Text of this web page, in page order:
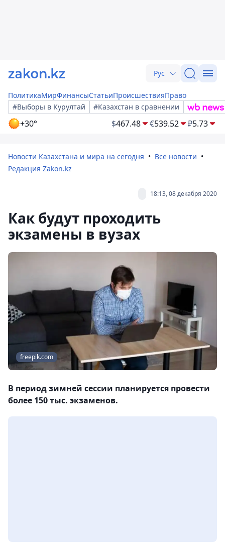
Рус
ПолитикаМирФинансыСтатьиПроисшествияПраво
#Выборы в Курултай
#Казахстан в сравнении
+30° $467.48 €539.52 ₽5.73
Новости Казахстана и мира на сегодня
Все новости
Редакция Zakon.kz
18:13, 08 декабря 2020
Как будут проходить
экзамены в вузах
freepik.com
В период зимней сессии планируется провести
более 150 тыс. экзаменов.